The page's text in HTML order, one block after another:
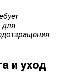
для
и уход